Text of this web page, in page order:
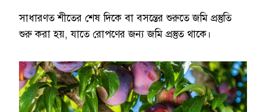
সাধারণত শীতের শেষ দিকে বা বসন্তের শুরুতে জমি প্রস্তুতি
শুরু করা হয়, যাতে রোপণের জন্য জমি প্রস্তুত থাকে।